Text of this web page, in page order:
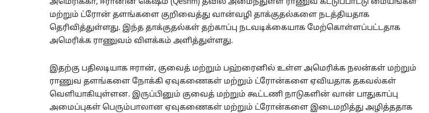
மற்றும் ட்ரோன் தளங்களை குறிவைத்து வான்வழி தாக்குதல்களை நடத்தியதாக
தெரிவித்துள்ளது. இந்த தாக்குதல்கள் தற்காப்பு நடவடிக்கையாக மேற்கொள்ளப்பட்டதாக
அமெரிக்க ராணுவம் விளக்கம் அளித்துள்ளது.
இதற்கு பதிலடியாக ஈரான், குவைத் மற்றும் பஹ்ரைனில் உள்ள அமெரிக்க நலன்கள் மற்றும்
ராணுவ தளங்களை நோக்கி ஏவுகணைகள் மற்றும் ட்ரோன்களை ஏவியதாக தகவல்கள்
வெளியாகியுள்ளன. இருப்பினும் குவைத் மற்றும் கூட்டணி நாடுகளின் வான் பாதுகாப்பு
அமைப்புகள் பெரும்பாலான ஏவுகணைகள் மற்றும் ட்ரோன்களை இடைமறித்து அழித்ததாக